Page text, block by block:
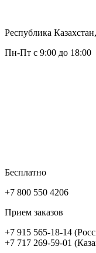
Республика
Пн-Пт с 9:00 до 18:00
Бесплатно
+7 800 550 4206
Прием заказов
+7 915 565-18-14
+7 717 269-59-01